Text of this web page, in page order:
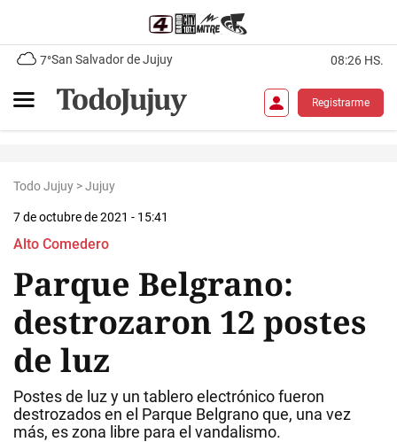
7°San Salvador de Jujuy 08:26 HS.
Registrarme
Todo Jujuy >Jujuy
7 de octubre de 2021 - 15:41
Alto Comedero
Parque Belgrano:
destrozaron 12 postes
de luz
Postes de luz y un tablero electrónico fueron
destrozados en el Parque Belgrano que, una vez
más, es zona libre para el vandalismo.